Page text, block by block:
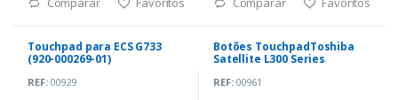
Touchpad para ECS G733
(920-000269-01)
REF:00929
Botões TouchpadToshiba
Satellite L300 Series
REF:00961